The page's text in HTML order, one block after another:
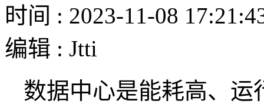
时间 : 2023-11-08
编辑 : Jtti
数据中心是能耗高、运